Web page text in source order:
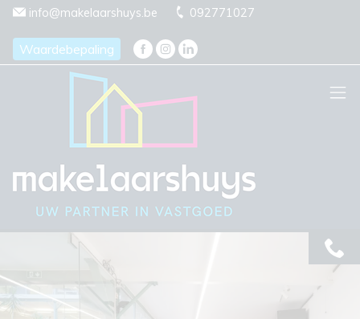
Menu overslaan en naar de inhoud gaan
info@makelaarshuys.be 092771027
Waardebepaling